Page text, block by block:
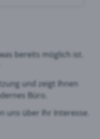
bereits möglich ist.
und zeigt Ihnen
Büro.
uns über Ihr Interesse.